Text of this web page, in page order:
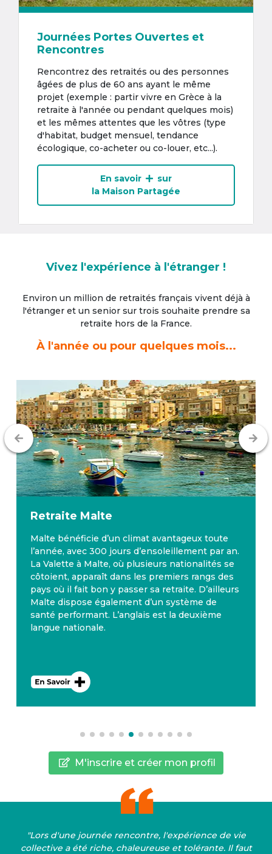
Journées Portes Ouvertes et
Rencontres
Rencontrez des retraités ou des personnes
âgées de plus de 60 ans ayant le même
projet (exemple : partir vivre en Grèce à la
retraite à l'année ou pendant quelques mois)
et les mêmes attentes que les vôtres (type
d'habitat, budget mensuel, tendance
écologique, co-acheter ou co-louer, etc...).
En savoir
sur
la Maison Partagée
Vivez l'expérience à l'étranger !
Environ un million de retraités français vivent déjà à
l'étrangeret un senior sur trois souhaite prendre sa
retraite hors de la France.
À l'année ou pour quelques mois...
Retraite Malte
Malte bénéficie d’un climat avantageux toute
l’année, avec 300 jours d’ensoleillement par an.
La Valette à Malte, où plusieurs nationalités se
côtoient, apparaît dans les premiers rangs des
pays où il fait bon y passer sa retraite. D’ailleurs
Malte dispose également d’un système de
santé performant. L’anglais est la deuxième
langue nationale.
M'inscrire et créer mon profil
"Lors d'une journée rencontre, l'expérience de vie
collective a été riche, chaleureuse et tolérante. Il faut